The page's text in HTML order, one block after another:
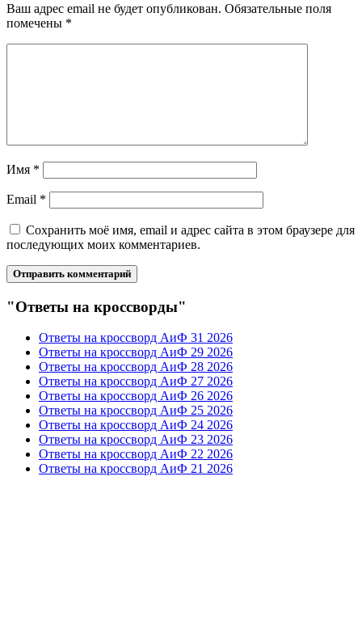
Ваш адрес email не будет опубликован. Обязательные поля
помечены *
Имя *
Email *
Сохранить моё имя, email и адрес сайта в этом браузере для
последующих моих комментариев.
"Ответы на кроссворды"
Ответы на кроссворд АиФ 31 2026
Ответы на кроссворд АиФ 29 2026
Ответы на кроссворд АиФ 28 2026
Ответы на кроссворд АиФ 27 2026
Ответы на кроссворд АиФ 26 2026
Ответы на кроссворд АиФ 25 2026
Ответы на кроссворд АиФ 24 2026
Ответы на кроссворд АиФ 23 2026
Ответы на кроссворд АиФ 22 2026
Ответы на кроссворд АиФ 21 2026